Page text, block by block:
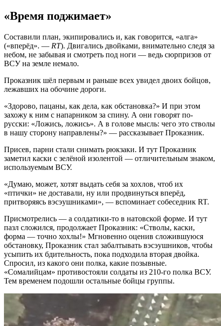
«Время поджимает»
Составили план, экипировались и, как говорится, «алга»
(«вперёд». — RT). Двигались двойками, внимательно следя за
небом, не забывая и смотреть под ноги — ведь сюрпризов от
ВСУ на земле немало.
Проказник шёл первым и раньше всех увидел двоих бойцов,
лежавших на обочине дороги.
«Здорово, пацаны, как дела, как обстановка?» И при этом
захожу к ним с напарником за спину. А они говорят по-
русски: «Ложись, ложись». А в голове мысль: чего это стволы
в нашу сторону направлены?» — рассказывает Проказник.
Присев, парни стали снимать рюкзаки. И тут Проказник
заметил каски с зелёной изолентой — отличительным знаком,
используемым ВСУ.
«Думаю, может, хотят выдать себя за хохлов, чтоб их
«птички» не доставали, ну или продвинуться вперёд,
притворяясь вэсэушниками», — вспоминает собеседник RT.
Присмотрелись — а солдатики-то в натовской форме. И тут
пазл сложился, продолжает Проказник: «Стволы, каски,
форма — точно хохлы!» Мгновенно оценив сложившуюся
обстановку, Проказник стал забалтывать вэсэушников, чтобы
усыпить их бдительность, пока подходила вторая двойка.
Спросил, из какого они полка, какие позывные.
«Сомалийцам» противостояли солдаты из 210-го полка ВСУ.
Тем временем подошли остальные бойцы группы.